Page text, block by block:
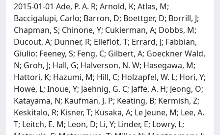
2015-01-01 Ade, P. A. R; Arnold, K; Atlas, M;
Baccigalupi, Carlo; Barron, D; Boettger, D; Borrill, J;
Chapman, S; Chinone, Y; Cukierman, A; Dobbs, M;
Ducout, A; Dunner, R; Elleflot, T; Errard, J; Fabbian,
Giulio; Feeney, S; Feng, C; Gilbert, A; Goeckner Wald,
N; Groh, J; Hall, G; Halverson, N. W; Hasegawa, M;
Hattori, K; Hazumi, M; Hill, C; Holzapfel, W. L; Hori, Y;
Howe, L; Inoue, Y; Jaehnig, G. C; Jaffe, A. H; Jeong, O;
Katayama, N; Kaufman, J. P; Keating, B; Kermish, Z;
Keskitalo, R; Kisner, T; Kusaka, A; Le Jeune, M; Lee, A.
T; Leitch, E. M; Leon, D; Li, Y; Linder, E; Lowry, L;